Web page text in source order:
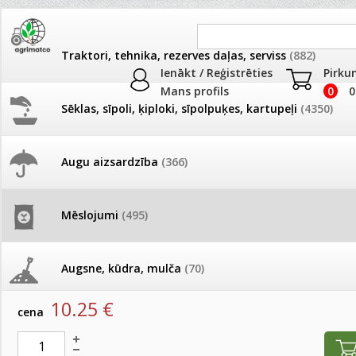
Ienākt / Reģistrēties
Mans profils
0
Traktori, tehnika, rezerves daļas, serviss (882)
Sēklas, sīpoli, ķiploki, sīpolpuķes, kartupeļi (4350)
Augu aizsardzība (366)
Mēslojumi (495)
Augsne, kūdra, mulča (70)
Podi un kasetes
JAUNUMI
Pašlasīšanas vietu katalogs
26.05. Vebinārs - Kā ierobežot
gliemežus piemājas dārzā un
Ūdens piemērotības noteikšana
AKCIJAS
AKCIJAS komplekts -
Lapu (ārpussakņu) mēslojumi
Produkti »Mēslojumi»Mēslojumi PROF
Omex Magnesium Plus 1L Reģ. nr. H0.04 - 0284 - 06
artikuls: 3107 EAN:4750473012357
cena 10.25 €